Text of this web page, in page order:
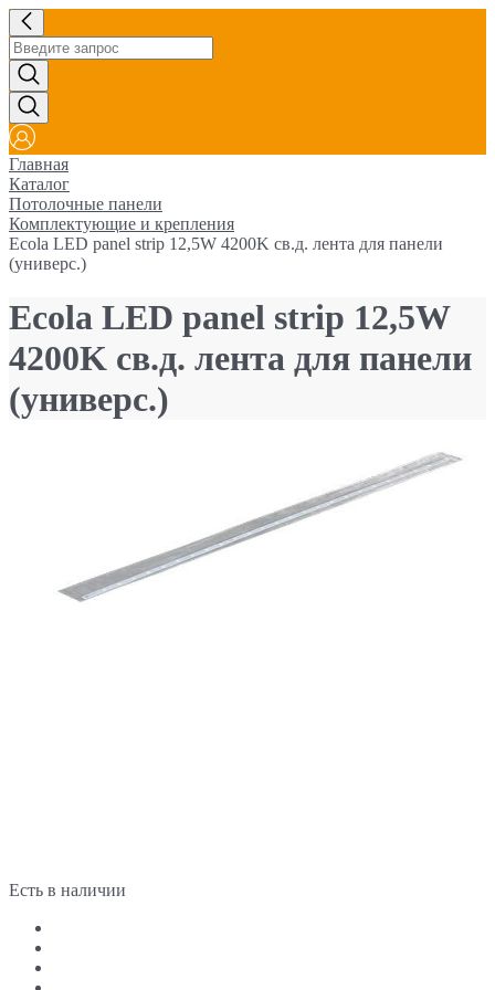
Главная
Каталог
Потолочные панели
Комплектующие и крепления
Ecola LED panel strip 12,5W 4200K св.д. лента для панели
(универс.)
Ecola LED panel strip 12,5W
4200K св.д. лента для панели
(универс.)
Есть в наличии